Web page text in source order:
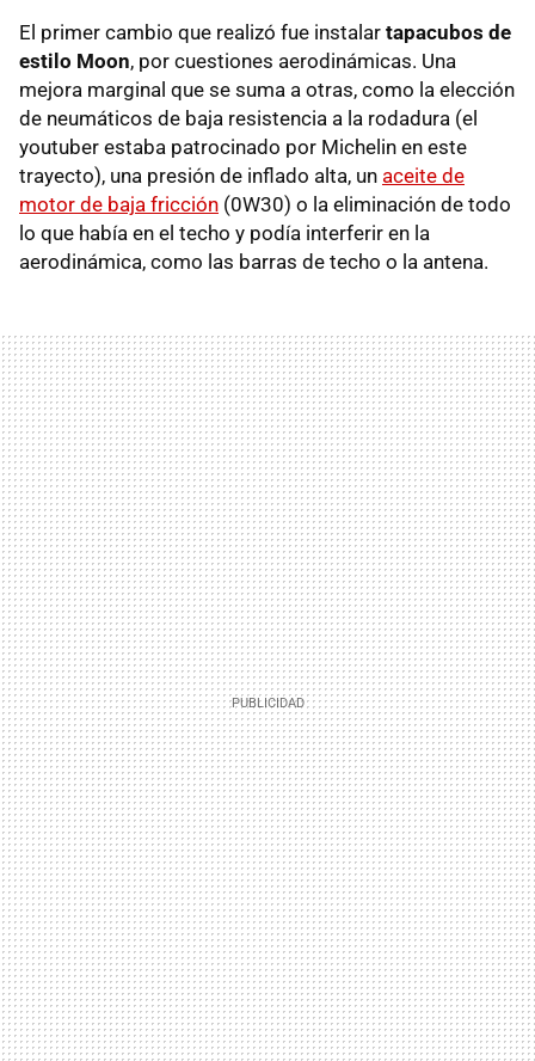
El primer cambio que realizó fue instalar tapacubos de
estilo Moon, por cuestiones aerodinámicas. Una
mejora marginal que se suma a otras, como la elección
de neumáticos de baja resistencia a la rodadura (el
youtuber estaba patrocinado por Michelin en este
trayecto), una presión de inflado alta, un aceite de
motor de baja fricción (0W30) o la eliminación de todo
lo que había en el techo y podía interferir en la
aerodinámica, como las barras de techo o la antena.